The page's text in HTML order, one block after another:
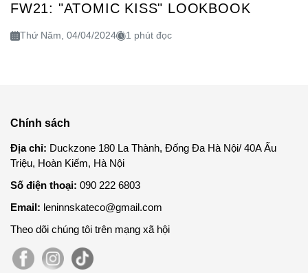
FW21: "ATOMIC KISS" LOOKBOOK
Thứ Năm, 04/04/2024 1 phút đọc
Chính sách
Địa chỉ: Duckzone 180 La Thành, Đống Đa Hà Nội/ 40A Ấu
Triệu, Hoàn Kiếm, Hà Nội
Số điện thoại: 090 222 6803
Email: leninnskateco@gmail.com
Theo dõi chúng tôi trên mạng xã hội